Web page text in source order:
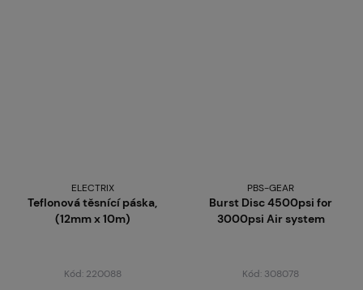
ELECTRIX
Teflonová těsnící páska,
(12mm x 10m)
Kód: 220088
PBS-GEAR
Burst Disc 4500psi for
3000psi Air system
Kód: 308078